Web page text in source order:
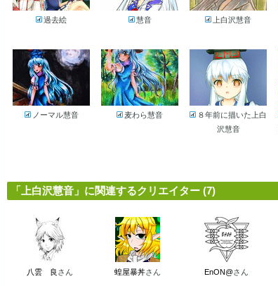
過去絵 慧音 上白沢慧音
ノーマル慧音 麦わら慧音
８年前に描いた上白
沢慧音
「上白沢慧音」に関連するクリエイター (7)
八雲 良 さん 蝗屋暴丼さん EnON@さん